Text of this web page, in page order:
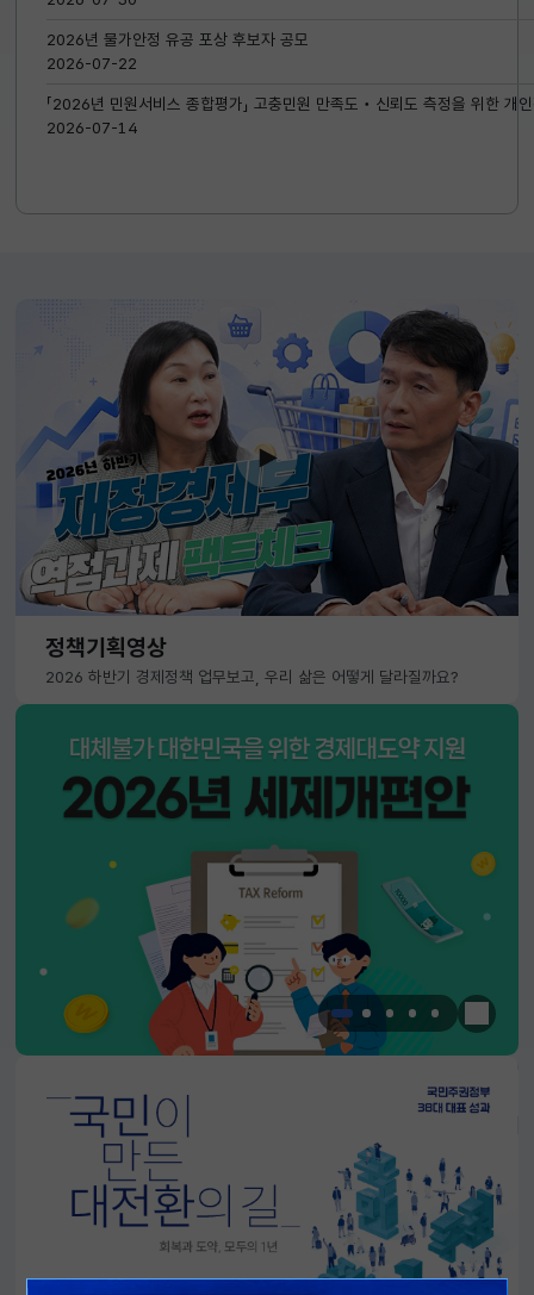
2026년 물가안정 유공 포상 후보자 공모
2026-07-22
「2026년 민원서비스 종합평가」 고충민원 만족도‧신뢰도 측정을 위한 개
2026-07-14
정책기획영상
2026 하반기 경제정책 업무보고, 우리 삶은 어떻게 달라질까요?
한눈에